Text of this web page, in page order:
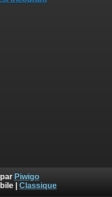
Piwigo
Classique